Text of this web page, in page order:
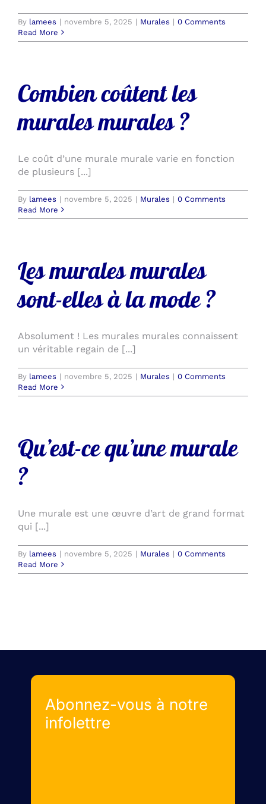
By lamees | novembre 5, 2025 | Murales | 0 Comments
Read More
Combien coûtent les
murales murales ?
Le coût d’une murale murale varie en fonction
de plusieurs [...]
By lamees | novembre 5, 2025 | Murales | 0 Comments
Read More
Les murales murales
sont-elles à la mode ?
Absolument ! Les murales murales connaissent
un véritable regain de [...]
By lamees | novembre 5, 2025 | Murales | 0 Comments
Read More
Qu’est-ce qu’une murale
?
Une murale est une œuvre d’art de grand format
qui [...]
By lamees | novembre 5, 2025 | Murales | 0 Comments
Read More
Abonnez-vous à notre
infolettre